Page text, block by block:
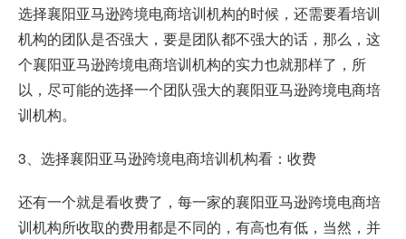
选择襄阳亚马逊跨境电商培训机构的时候，还需要看培训
机构的团队是否强大，要是团队都不强大的话，那么，这
个襄阳亚马逊跨境电商培训机构的实力也就那样了，所
以，尽可能的选择一个团队强大的襄阳亚马逊跨境电商培
训机构。
3、选择襄阳亚马逊跨境电商培训机构看：收费
还有一个就是看收费了，每一家的襄阳亚马逊跨境电商培
训机构所收取的费用都是不同的，有高也有低，当然，并